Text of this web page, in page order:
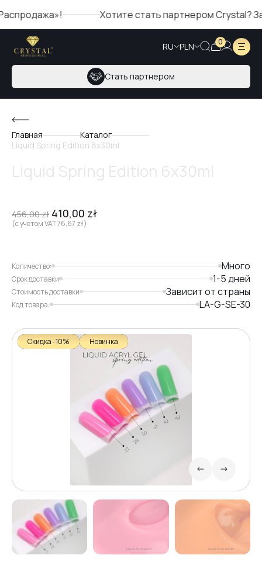
Хотите стать партнером Crystal?
RU PLN 0
Стать партнером
Главная
Каталог
Liquid Spring Edition 6x30ml
456,00zł 410,00 zł
(с учетом VAT76,67 zł)
Количество: Много
Срок доставки 1-5 дней
Стоимость доставки Зависит от страны
Код товара: LA-G-SE-30
Скидка -10% Новинка